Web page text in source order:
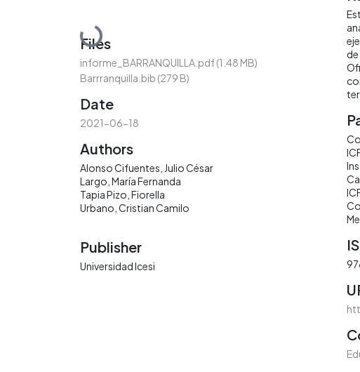
Loading...
Files
informe_BARRANQUILLA.pdf(1.48 MB)
Barrranquilla.bib (279 B)
Date
2021-06-18
Authors
Alonso Cifuentes, Julio César
Largo, María Fernanda
Tapia Pizo, Fiorella
Urbano, Cristian Camilo
Publisher
Universidad Icesi